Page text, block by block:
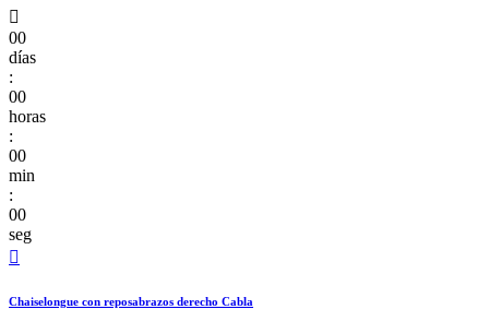

00
días
:
00
horas
:
00
min
:
00
seg

Chaiselongue con reposabrazos derecho Cabla